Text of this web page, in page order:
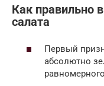
Как правильно
салата
Первый
абсолютно